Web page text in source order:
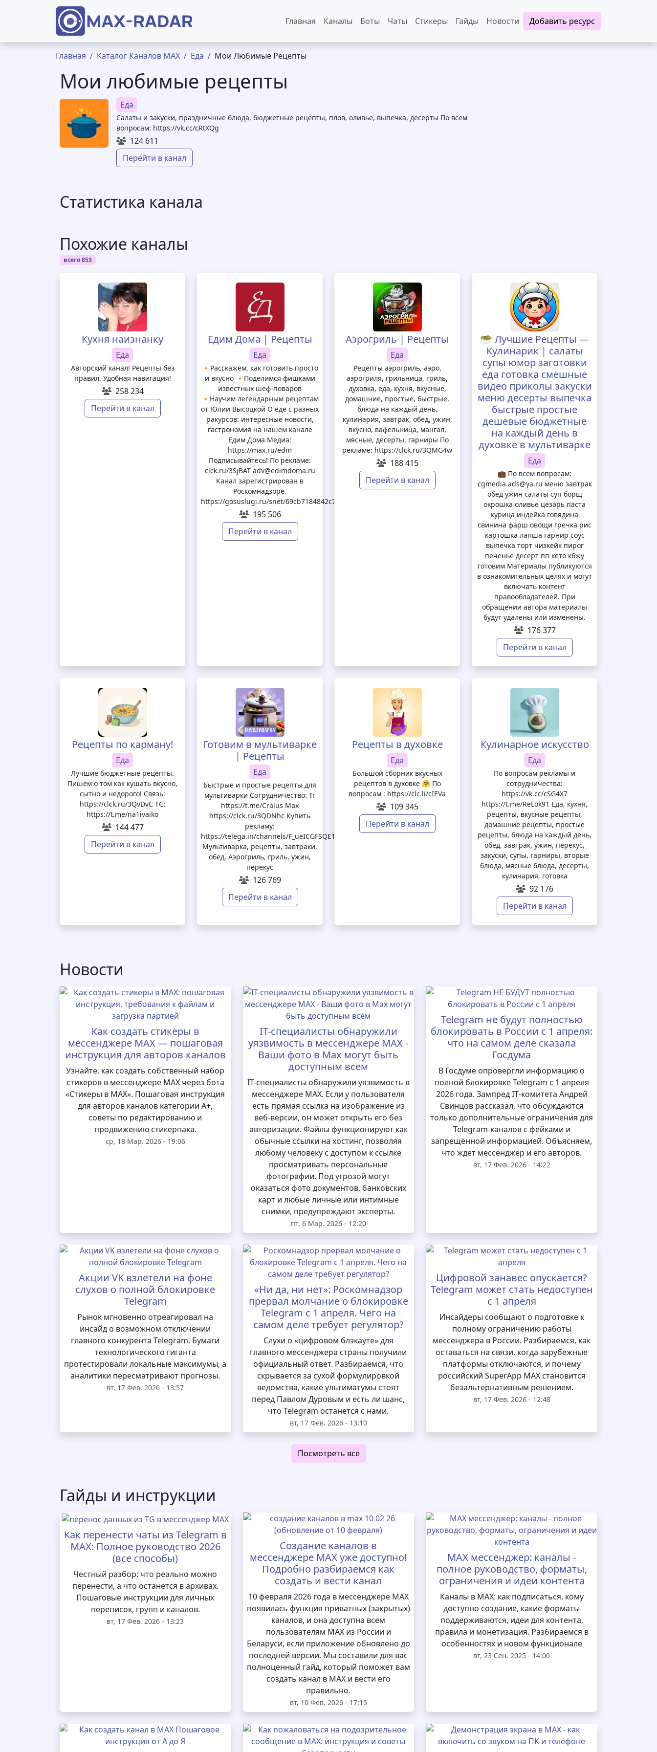
Перейти к основному содержанию
Основная навигация
Главная Каналы Боты Чаты Стикеры Гайды Новости Добавить ресурс
Строка навигации
Главная Каталог Каналов MAX Еда Мои Любимые Рецепты
Мои любимые рецепты
Еда
Салаты и закуски, праздничные блюда, бюджетные рецепты, плов, оливье, выпечка, десерты По всем
вопросам: https://vk.cc/cRtXQg
124 611
Перейти в канал
Статистика канала
Похожие каналы
всего 853
Кухня наизнанку
Еда
Авторский канал! Рецепты без
правил. Удобная навигация!
258 234
Перейти в канал
Едим Дома | Рецепты
Еда
🔸Расскажем, как готовить просто
и вкусно 🔸Поделимся фишками
известных шеф-поваров
🔸Научим легендарным рецептам
от Юлии Высоцкой О еде с разных
ракурсов: интересные новости,
гастрономия на нашем канале
Едим Дома Медиа:
https://max.ru/edm
Подписывайтесь! По рекламе:
clck.ru/3SjBAT adv@edimdoma.ru
Канал зарегистрирован в
Роскомнадзоре.
https://gosuslugi.ru/snet/69cb7184842c7e1e295c2537
195 506
Перейти в канал
Аэрогриль | Рецепты
Еда
Рецепты аэрогриль, аэро,
аэрогриля, грильница, гриль,
духовка, еда, кухня, вкусные,
домашние, простые, быстрые,
блюда на каждый день,
кулинария, завтрак, обед, ужин,
вкусно, вафельница, мангал,
мясные, десерты, гарниры По
рекламе: https://clck.ru/3QMG4w
188 415
Перейти в канал
🥗 Лучшие Рецепты —
Кулинарик | салаты
супы юмор заготовки
еда готовка смешные
видео приколы закуски
меню десерты выпечка
быстрые простые
дешевые бюджетные
на каждый день в
духовке в мультиварке
Еда
💼 По всем вопросам:
cgmedia.ads@ya.ru меню завтрак
обед ужин салаты суп борщ
окрошка оливье цезарь паста
курица индейка говядина
свинина фарш овощи гречка рис
картошка лапша гарнир соус
выпечка торт чизкейк пирог
печенье десерт пп кето кбжу
готовим Материалы публикуются
в ознакомительных целях и могут
включать контент
правообладателей. При
обращении автора материалы
будут удалены или изменены.
176 377
Перейти в канал
Рецепты по карману!
Еда
Лучшие бюджетные рецепты.
Пишем о том как кушать вкусно,
сытно и недорого! Связь:
https://clck.ru/3QvDvC TG:
https://t.me/na1ivaiko
144 477
Перейти в канал
Готовим в мультиварке
| Рецепты
Еда
Быстрые и простые рецепты для
мультиварки Сотрудничество: Тг
https://t.me/Crolus Max
https://clck.ru/3QDNhc Купить
рекламу:
https://telega.in/channels/F_ueICGFSQE1NmFi/card_max
Мультиварка, рецепты, завтраки,
обед, Аэрогриль, гриль, ужин,
перекус
126 769
Перейти в канал
Рецепты в духовке
Еда
Большой сборник вкусных
рецептов в духовке 🤗 По
вопросам : https://clc.li/cIEVa
109 345
Перейти в канал
Кулинарное искусство
Еда
По вопросам рекламы и
сотрудничества:
https://vk.cc/cSG4X7
https://t.me/ReLok91 Еда, кухня,
рецепты, вкусные рецепты,
домашние рецепты, простые
рецепты, блюда на каждый день,
обед, завтрак, ужин, перекус,
закуски, супы, гарниры, вторые
блюда, мясные блюда, десерты,
кулинария, готовка
92 176
Перейти в канал
Новости
Как создать стикеры в
мессенджере MAX — пошаговая
инструкция для авторов каналов
Узнайте, как создать собственный набор
стикеров в мессенджере MAX через бота
«Стикеры в MAX». Пошаговая инструкция
для авторов каналов категории А+,
советы по редактированию и
продвижению стикерпака.
ср, 18 Мар. 2026 - 19:06
IT-специалисты обнаружили
уязвимость в мессенджере MAX -
Ваши фото в Max могут быть
доступным всем
IT-специалисты обнаружили уязвимость в
мессенджере MAX. Если у пользователя
есть прямая ссылка на изображение из
веб-версии, он может открыть его без
авторизации. Файлы функционируют как
обычные ссылки на хостинг, позволяя
любому человеку с доступом к ссылке
просматривать персональные
фотографии. Под угрозой могут
оказаться фото документов, банковских
карт и любые личные или интимные
снимки, предупреждают эксперты.
пт, 6 Мар. 2026 - 12:20
Telegram не будут полностью
блокировать в России с 1 апреля:
что на самом деле сказала
Госдума
В Госдуме опровергли информацию о
полной блокировке Telegram с 1 апреля
2026 года. Зампред IT‑комитета Андрей
Свинцов рассказал, что обсуждаются
только дополнительные ограничения для
Telegram‑каналов с фейками и
запрещённой информацией. Объясняем,
что ждёт мессенджер и его авторов.
вт, 17 Фев. 2026 - 14:22
Акции VK взлетели на фоне
слухов о полной блокировке
Telegram
Рынок мгновенно отреагировал на
инсайд о возможном отключении
главного конкурента Telegram. Бумаги
технологического гиганта
протестировали локальные максимумы, а
аналитики пересматривают прогнозы.
вт, 17 Фев. 2026 - 13:57
«Ни да, ни нет»: Роскомнадзор
прервал молчание о блокировке
Telegram с 1 апреля. Чего на
самом деле требует регулятор?
Слухи о «цифровом блэкауте» для
главного мессенджера страны получили
официальный ответ. Разбираемся, что
скрывается за сухой формулировкой
ведомства, какие ультиматумы стоят
перед Павлом Дуровым и есть ли шанс,
что Telegram останется с нами.
вт, 17 Фев. 2026 - 13:10
Цифровой занавес опускается?
Telegram может стать недоступен
с 1 апреля
Инсайдеры сообщают о подготовке к
полному ограничению работы
мессенджера в России. Разбираемся, как
оставаться на связи, когда зарубежные
платформы отключаются, и почему
российский SuperApp MAX становится
безальтернативным решением.
вт, 17 Фев. 2026 - 12:48
Посмотреть все
Гайды и инструкции
Как перенести чаты из Telegram в
MAX: Полное руководство 2026
(все способы)
Честный разбор: что реально можно
перенести, а что останется в архивах.
Пошаговые инструкции для личных
переписок, групп и каналов.
вт, 17 Фев. 2026 - 13:23
Создание каналов в
мессенджере MAX уже доступно!
Подробно разбираемся как
создать и вести канал
10 февраля 2026 года в мессенджере MAX
появилась функция приватных (закрытых)
каналов, и она доступна всем
пользователям MAX из России и
Беларуси, если приложение обновлено до
последней версии. Мы составили для вас
полноценный гайд, который поможет вам
создать канал в MAX и вести его
правильно.
вт, 10 Фев. 2026 - 17:15
MAX мессенджер: каналы -
полное руководство, форматы,
ограничения и идеи контента
Каналы в MAX: как подписаться, кому
доступно создание, какие форматы
поддерживаются, идеи для контента,
правила и монетизация. Разбираемся в
особенностях и новом функционале
вт, 23 Сен. 2025 - 14:00